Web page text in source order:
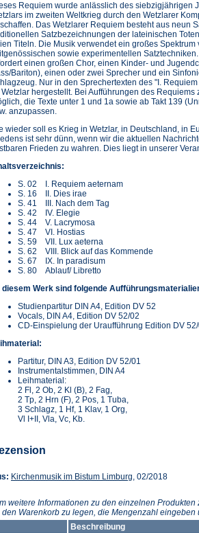
Requiem wurde anlässlich des siebzigjährigen
im zweiten Weltkrieg durch den Wetzlarer
Das Wetzlarer Requiem besteht aus neun
Satzbezeichnungen der lateinischen
Titeln. Die Musik verwendet ein großes Spektrum
sowie experimentellen
einen großen Chor, einen Kinder- und
Bariton), einen oder zwei Sprecher und ein
Nur in den Sprechertexten des "I.
Wetzlar hergestellt. Bei Aufführungen des
die Texte unter 1 und 1a sowie ab Takt 139
anzupassen.
wieder soll es Krieg in Wetzlar, in Deutschland, in
ist sehr dünn, wenn wir die aktuellen
Frieden zu wahren. Dies liegt in unserer
S. 02 I. Requiem aeternam
S. 16 II. Dies irae
S. 41 III. Nach dem Tag
S. 42 IV. Elegie
S. 44 V. Lacrymosa
S. 47 VI. Hostias
S. 59 VII. Lux aeterna
S. 62 VIII. Blick auf das Kommende
S. 67 IX. In paradisum
S. 80 Ablauf/ Libretto
diesem Werk sind folgende
Studienpartitur DIN A4, Edition DV 52
Vocals, DIN A4, Edition DV 52/02
CD-Einspielung der Uraufführung Edition DV
Partitur, DIN A3, Edition DV 52/01
Instrumentalstimmen, DIN A4
Leihmaterial:
2 Fl, 2 Ob, 2 Kl (B), 2 Fag,
2 Tp, 2 Hrn (F), 2 Pos, 1 Tuba,
3 Schlagz, 1 Hf, 1 Klav, 1 Org,
Vl I+II, Vla, Vc, Kb.
Kirchenmusik im Bistum Limburg (Öffnet
neuen
Tab)
, 02/2018
weitere Informationen zu den einzelnen
den Warenkorb zu legen, die Mengenzahl
Beschreibung